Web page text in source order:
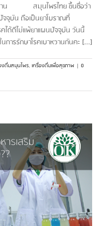
หวาน สมุนไพรไทย ขึ้นชื่อว่า
จุบัน ถือเป็นยาโบราณที่
คได้ดีไม่แพ้ยาแผนปัจจุบัน วันนี้
การรักษาโรคเบาหวานกันคะ [...]
งดื่มสมุนไพร, เครื่องดื่มเพื่อสุขภาพ | 0